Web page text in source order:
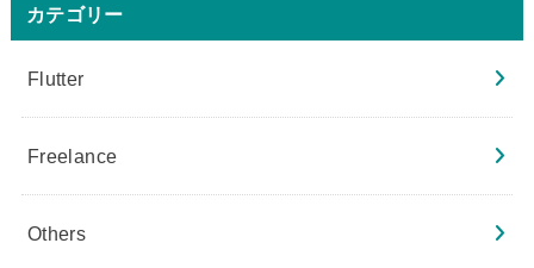
カテゴリー
Flutter
Freelance
Others